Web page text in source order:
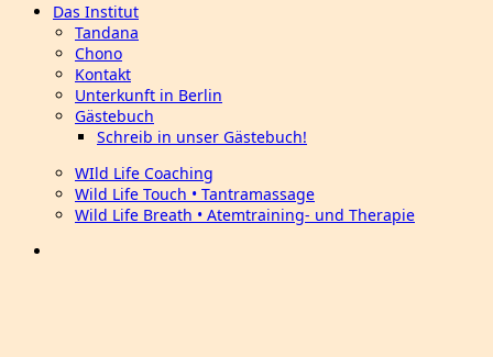
Das Institut
Tandana
Chono
Kontakt
Unterkunft in Berlin
Gästebuch
Schreib in unser Gästebuch!
WIld Life Coaching
Wild Life Touch • Tantramassage
Wild Life Breath • Atemtraining- und Therapie